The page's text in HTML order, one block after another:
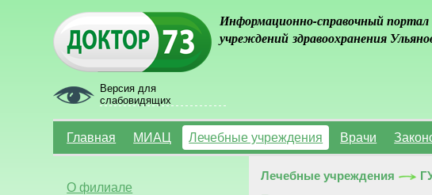
Версия для
слабовидящих
Информационно-справочный портал
учреждений здравоохранения
Главная МИАЦ Лечебные учреждения Врачи
О филиале
Лечебные учреждения